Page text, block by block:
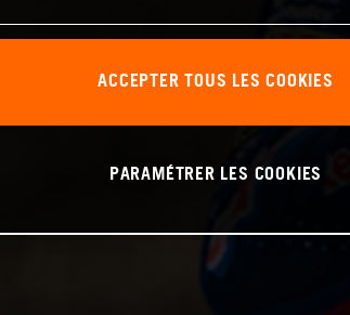
ACCEPTER TOUS LES COOKIES
PARAMÉTRER LES COOKIES